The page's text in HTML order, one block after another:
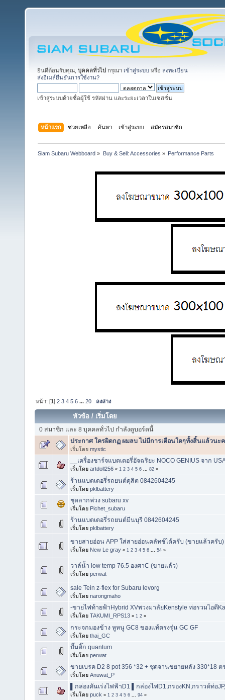
ยินดีต้อนรับคุณ, บุคคลทั่วไป กรุณา เข้าสู่ระบบ หรือ ลงทะเบียน
ส่งอีเมล์ยืนยันการใช้งาน?
เข้าสู่ระบบด้วยชื่อผู้ใช้ รหัสผ่าน และระยะเวลาในเซสชั่น
หน้าแรก ช่วยเหลือ ค้นหา เข้าสู่ระบบ สมัครสมาชิก
Siam Subaru Webboard » Buy & Sell: Accessories » Performance Parts
หน้า: [1]2 3 4 5 6 ...20 ลงล่าง
หัวข้อ / เริ่มโดย
0 สมาชิก และ 8 บุคคลทั่วไป กำลังดูบอร์ดนี้
ประกาศ ใครผิดกฏ ผมลบ ไม่มีการเตือนใดๆทั้งสิ้นแล้วนะ
เริ่มโดย mystic
__เครื่องชาร์จแบตเตอรี่อัจฉริยะ NOCO GENIUS จาก
เริ่มโดย artdoll256 « 1 2 3 4 5 6 82 »
ร้านแบตเตอรี่รถยนต์ดุสิต 0842604245
เริ่มโดย pklbattery
ชุดลากพ่วง subaru xv
เริ่มโดย Pichet_subaru
ร้านแบตเตอรี่รถยนต์มีนบุรี 0842604245
เริ่มโดย pklbattery
ขายสายอ่อน APP ใส่สายอ่อนคลัทช์ได้ครับ (ขายแล้วครับ)
เริ่มโดย New Le gray « 1 2 3 4 5 6 54 »
วาล์น้ำ low temp 76.5 องศาC (ขายแล้ว)
เริ่มโดย perwat
sale Tein z-flex for Subaru levorg
เริ่มโดย narongmaho
-ขายไฟท้ายฟ้าHybrid XVพวงมาลัยKenstyle ท่อรวมไอดี
เริ่มโดย TAKUMI_RPS13 « 1 2 »
กระจกมองข้าง หูหนู GC8 ของแท้ตรงรุ่น GC GF
เริ่มโดย thai_GC
ปั๊มติ๊ก quantum
เริ่มโดย perwat
ขายเบรค D2 8 pot 356 *32 + ชุดจานขยายหลัง 330*18 ต
เริ่มโดย Anuwat_P
▌กล่องคันเร่งไฟฟ้าD1 ▌กล่องไฟD1,กรองKN,กราวด์ท่อJP,
เริ่มโดย puck « 1 2 3 4 5 6 94 »